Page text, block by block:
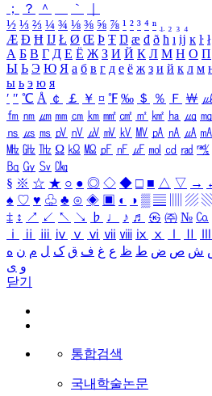
；
？ ＾ ｀
½ ⅓ ⅔ ¼ ¾ ⅛ ⅜ ⅝ ⅞ ¹ ² ³ ⁴ ⁿ ₁ ₂ ₃ ₄
Æ Ð Ħ Ĳ Ł Ø Œ Þ Ŧ Ŋ æ đ ð ħ ı ĳ ĸ ŀ ł
А Б В Г Д Е Ё Ж З И Й К Л М Н О П
Ы Ь Э Ю Я а б в г д е ё ж з и й к л м
ы ь э ю я
′ ″ ℃ Å ￠ ￡ ￥ ¤ ℉ ‰ ＄ ％ Ｆ ￦
㎙ ㎚ ㎛ ㎜ ㎝ ㎞ ㎟ ㎠ ㎡ ㎢ ㏊ ㎍ ㎎
㎱ ㎲ ㎳ ㎴ ㎵ ㎶ ㎷ ㎸ ㎹ ㎀ ㎁ ㎂ ㎃
㎒ ㎓ ㎔ Ω ㏀ ㏁ ㎊ ㎋ ㎌ ㏖ ㏅ ㎭ ㎮
㏃ ㏉ ㏜ ㏆
§ ※ ☆ ★ ○ ● ◎ ◇ ◆ □ ■ △ ▽ →
♠ ♡ ♥ ♧ ♣ ⊙ ◈ ▣ ◐ ◑ ▒ ▤ ▨
‡ ↕ ↗ ↙ ↖ ↘ ♭ ♩ ♪ ♬ ㉿ ㈜ № ㏇
ⅰ
ⅱ ⅲ ⅳ ⅴ ⅵ ⅶ ⅷ ⅸ ⅹ
ش ص ض ط ظ ع غ ف ق ک ل م ن ه
و ی
닫기
통합검색
국내학술논문